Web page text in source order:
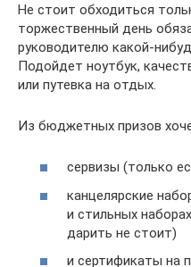
Не стоит обходиться
торжественный день
руководителю какой-
Подойдет ноутбук,
или путевка на отдых.
Из бюджетных призов
сервизы (только
канцелярские
и стильных
дарить не стоит)
и сертификаты на